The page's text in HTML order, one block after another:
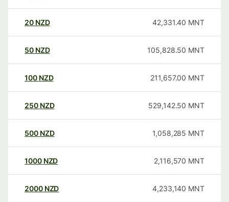
20 NZD 42,331.40 MNT
50 NZD 105,828.50 MNT
100 NZD 211,657.00 MNT
250 NZD 529,142.50 MNT
500 NZD 1,058,285 MNT
1000 NZD 2,116,570 MNT
2000 NZD 4,233,140 MNT